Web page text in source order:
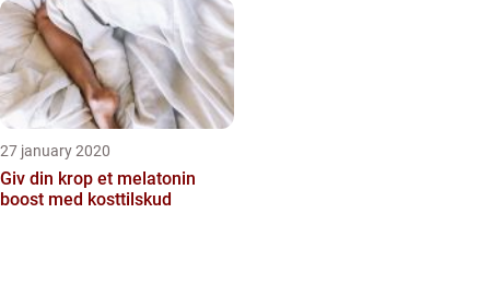
27 january 2020
Giv din krop et melatonin
boost med kosttilskud